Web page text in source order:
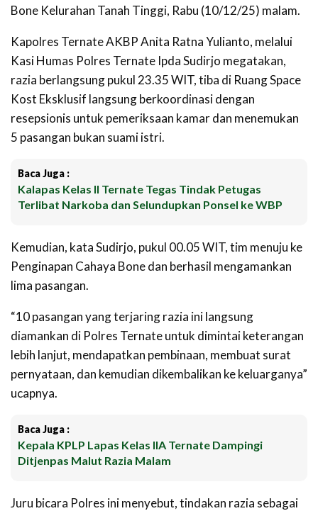
Bone Kelurahan Tanah Tinggi, Rabu (10/12/25) malam.
Kapolres Ternate AKBP Anita Ratna Yulianto, melalui
Kasi Humas Polres Ternate Ipda Sudirjo megatakan,
razia berlangsung pukul 23.35 WIT,tiba di Ruang Space
Kost Eksklusif langsung berkoordinasi dengan
resepsionis untuk pemeriksaan kamar dan menemukan
5 pasangan bukan suami istri.
Baca Juga :
Kalapas Kelas II Ternate Tegas Tindak Petugas
Terlibat Narkoba dan Selundupkan Ponsel ke WBP
Kemudian, kata Sudirjo, pukul 00.05 WIT, tim menuju ke
Penginapan Cahaya Bone dan berhasil mengamankan
lima pasangan.
“10 pasangan yang terjaring razia ini langsung
diamankan di Polres Ternate untuk dimintai keterangan
lebih lanjut, mendapatkan pembinaan, membuat surat
pernyataan, dan kemudian dikembalikan ke keluarganya”
ucapnya.
Baca Juga :
Kepala KPLP Lapas Kelas IIA Ternate Dampingi
Ditjenpas Malut Razia Malam
Juru bicara Polres ini menyebut, tindakan razia sebagai